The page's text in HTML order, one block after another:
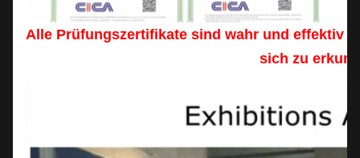
Alle Prüfungszertifikate sind wahr und effektiv
sich zu